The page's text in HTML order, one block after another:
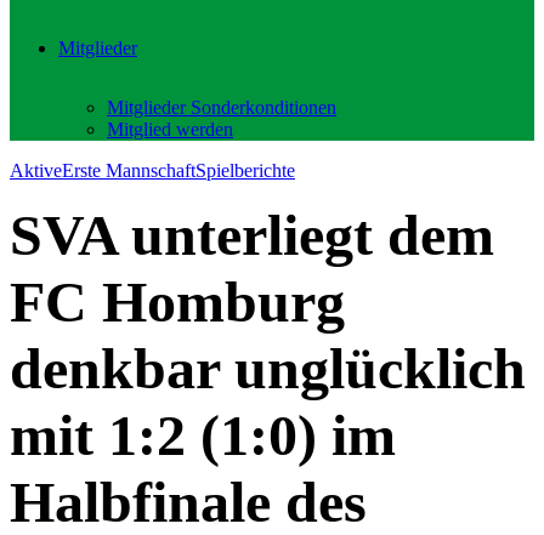
Mitglieder
Mitglieder Sonderkonditionen
Mitglied werden
AktiveErste MannschaftSpielberichte
SVA unterliegt dem
FC Homburg
denkbar unglücklich
mit 1:2 (1:0) im
Halbfinale des